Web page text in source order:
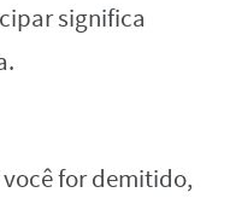
significa
você for demitido,